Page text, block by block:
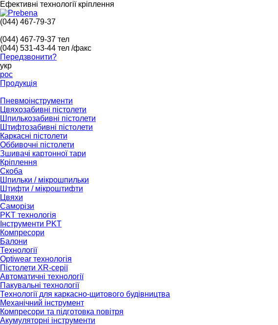
Ефективні технології кріплення
(044) 467-79-37
(044) 467-79-37 тел
(044) 531-43-44 тел /факс
Передзвонити?
укр
рос
Продукція
Пневмоінструменти
Цвяхозабивні пістолети
Шпилькозабивні пістолети
Штифтозабивні пістолети
Каркасні пістолети
Оббивочні пістолети
Зшивачі картонної тари
Кріплення
Скоба
Шпильки / мікрошпильки
Штифти / мікроштифти
Цвяхи
Саморізи
PKT технологія
Інструменти PKT
Компресори
Балони
Технології
Optiwear технологія
Пістолети XR-серії
Автоматичні технології
Пакувальні технології
Технології для каркасно-щитового будівництва
Механічний інструмент
Компресори та підготовка повітря
Акумуляторні інструменти